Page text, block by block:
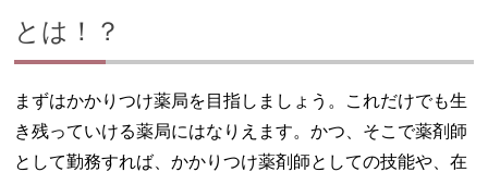
とは！？
まずはかかりつけ薬局を目指しましょう。これだけでも生
き残っていける薬局にはなりえます。かつ、そこで薬剤師
として勤務すれば、かかりつけ薬剤師としての技能や、在